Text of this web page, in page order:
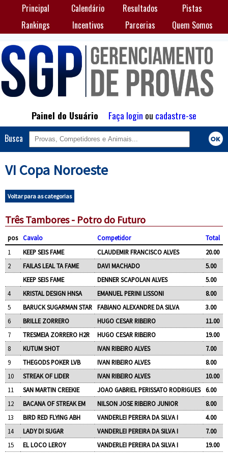
Principal Calendário Resultados
Pistas
Rankings
Incentivos Parcerias Quem Somos
Painel do Usuário Faça login ou cadastre-se
Busca
VI Copa Noroeste
Voltar para as categorias
Três Tambores - Potro do Futuro
pos Cavalo Competidor
Total
1
KEEP SEIS FAME CLAUDEMIR FRANCISCO ALVES
20.00
2
FAILAS LEAL TA FAME DAVI MACHADO
5.00
KEEP SEIS FAME
DENNER SCAPOLAN ALVES
5.00
4
KRISTAL DESIGN HNSA EMANUEL PERINI LISSONI
8.00
5
BARUCK SUGARMAN STAR FABIANO ALEXANDRE DA SILVA
3.00
6
BRILLE ZORRERO HUGO CESAR RIBEIRO
11.00
7
TRESMEIA ZORRERO H2R HUGO CESAR RIBEIRO
19.00
8
KUTUM SHOT IVAN RIBEIRO ALVES
7.00
9
THEGODS POKER LVB IVAN RIBEIRO ALVES
8.00
10
STREAK OF LIDER IVAN RIBEIRO ALVES
10.00
11
SAN MARTIN CREEKIE JOAO GABRIEL PERISSATO RODRIGUES
6.00
12
BACANA OF STREAK EM NILSON JOSE RIBEIRO JUNIOR
8.00
13
BIRD RED FLYING ABH VANDERLEI PEREIRA DA SILVA I
4.00
14
LADY DI SUGAR VANDERLEI PEREIRA DA SILVA I
7.00
15
EL LOCO LEROY VANDERLEI PEREIRA DA SILVA I 19.00